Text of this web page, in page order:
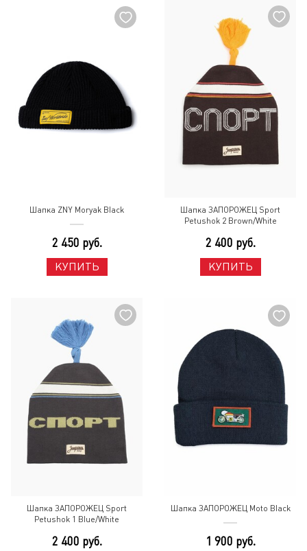
Шапка ZNY Moryak Black
2 450 руб.
КУПИТЬ
Шапка ЗАПОРОЖЕЦ Sport
Petushok 2 Brown/White
2 400 руб.
КУПИТЬ
Шапка ЗАПОРОЖЕЦ Sport
Petushok 1 Blue/White
2 400 руб.
Шапка ЗАПОРОЖЕЦ Moto Black
1 900 руб.